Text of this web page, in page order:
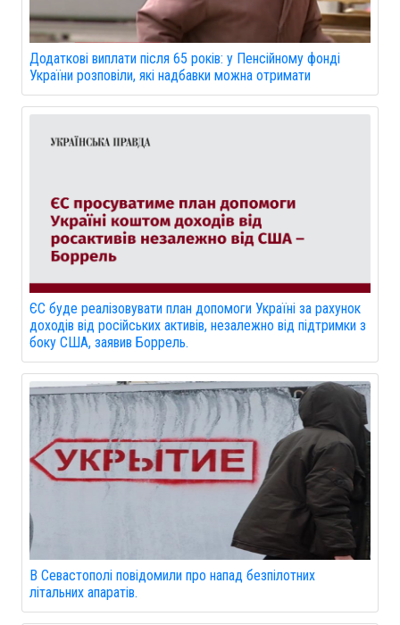
Додаткові виплати після 65 років: у Пенсійному фонді
України розповіли, які надбавки можна отримати
ЄС буде реалізовувати план допомоги Україні за рахунок
доходів від російських активів, незалежно від підтримки з
боку США, заявив Боррель.
В Севастополі повідомили про напад безпілотних
літальних апаратів.